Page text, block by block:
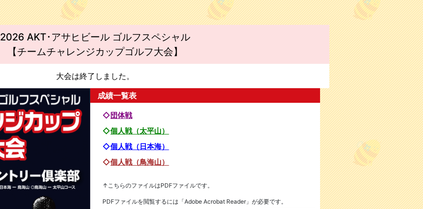
2026 AKT･アサヒビール ゴルフスペシャル
【チームチャレンジカップゴルフ大会】
大会は終了しました。
成績一覧表
◇団体戦
◇個人戦（太平山）
◇個人戦（日本海）
◇個人戦（鳥海山）
↑こちらのファイルはPDFファイルです。
PDFファイルを閲覧するには「Adobe Acrobat Reader」が必要です。